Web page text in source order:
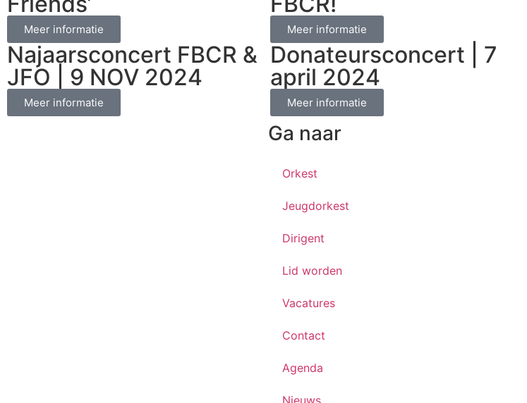
Meer informatie Meer informatie
Najaarsconcert FBCR &
JFO | 9 NOV 2024
Meer informatie
Donateursconcert | 7
april 2024
Meer informatie
Ga naar
Orkest
Jeugdorkest
Dirigent
Lid worden
Vacatures
Contact
Agenda